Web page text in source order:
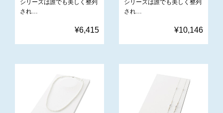
シリーズは誰でも美しく整列
され…
¥6,415
シリーズは誰でも美しく整列
され…
¥10,146